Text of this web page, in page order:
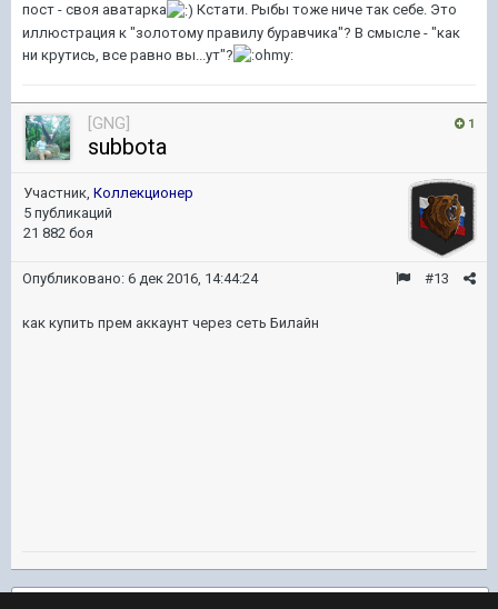
пост - своя аватарка
Кстати. Рыбы тоже ниче так себе. Это
иллюстрация к "золотому правилу буравчика"? В смысле - "как
ни крутись, все равно вы...ут"?
1
[GNG]
subbota
Участник, Коллекционер
5 публикаций
21 882 боя
#13
Опубликовано: 6 дек 2016, 14:44:24
как купить прем аккаунт через сеть Билайн